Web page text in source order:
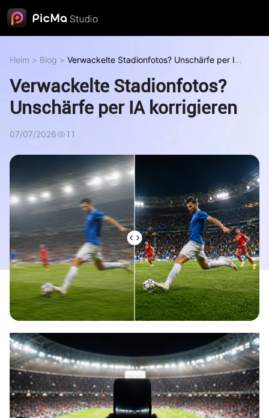
Heim > Blog > Verwackelte Stadionfotos? Unschärfe per IA
Verwackelte Stadionfotos?
Unschärfe per IA korrigieren
07/07/2026 11